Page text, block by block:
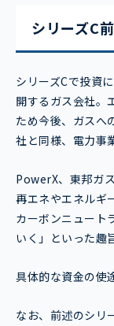
シリーズC
シリーズCで投資
開するガス会社。
ため今後、ガスへ
社と同様、電力事
PowerX、東邦ガ
再エネやエネルギ
カーボンニュート
いく」といった趣
具体的な資金の使
なお、前述のシリ